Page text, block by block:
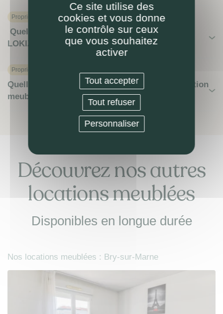
Proprietaire
Quelles villes pour une location meublée avec
LOKIZI ?
Proprietaire
Quelle(s) démarche(s) pour faire gérer ma location
meublée par LOKIZI ?
Découvrez nos autres
locations meublées
Disponibles en longue durée
Nos locations meublées : Bry-sur-Marne
Ce site utilise des
cookies et vous donne
le contrôle sur ceux
que vous souhaitez
activer
Tout accepter
Tout refuser
Personnaliser